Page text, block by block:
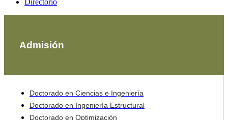
Directorio
Admisión
Doctorado en Ciencias e Ingeniería
Doctorado en Ingeniería Estructural
Doctorado en Optimización